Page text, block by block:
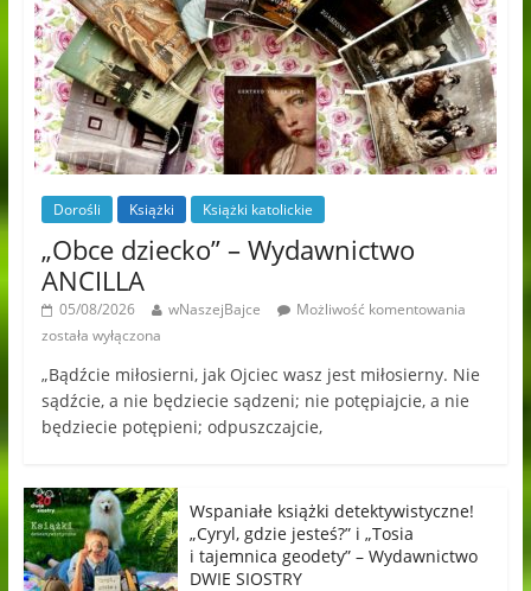
Dorośli Książki Książki katolickie
„Obce dziecko” – Wydawnictwo
ANCILLA
05/08/2026 wNaszejBajce
Możliwość komentowania
została wyłączona
„Bądźcie miłosierni, jak Ojciec wasz jest miłosierny. Nie
sądźcie, a nie będziecie sądzeni; nie potępiajcie, a nie
będziecie potępieni; odpuszczajcie,
Wspaniałe książki detektywistyczne!
„Cyryl, gdzie jesteś?” i „Tosia
i tajemnica geodety” – Wydawnictwo
DWIE SIOSTRY